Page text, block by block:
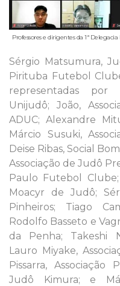
Professores e dirigentes da 1ª
Sérgio Matsumura,
Pirituba Futebol
representadas por
Unijudô; João,
ADUC; Alexandre
Márcio Susuki,
Deise Ribas, Social
Associação de Judô
Paulo Futebol Clube;
Moacyr de Judô;
Pinheiros; Tiago
Rodolfo Basseto e
da Penha; Takeshi
Lauro Miyake,
Pissarra, Associação
Judô Kimura; e